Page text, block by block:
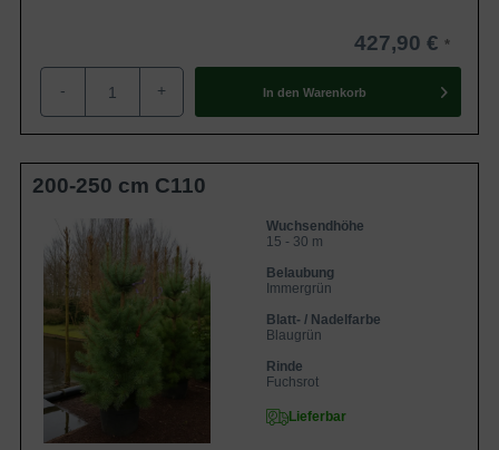
427,90 €
- + In den Warenkorb
200-250 cm C110
Wuchsendhöhe
15 - 30 m
Belaubung
Immergrün
Blatt- / Nadelfarbe
Blaugrün
Rinde
Fuchsrot
Lieferbar